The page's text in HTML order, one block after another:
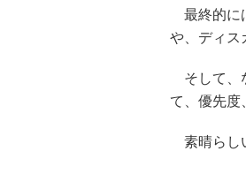
最終的に
や、ディス
そして、
て、優先度
素晴らし